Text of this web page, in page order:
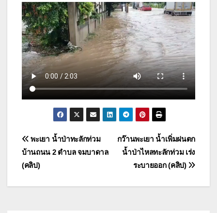
แนะแนว
เรื่อง
กว๊านพะเยา น้ำเพิ่มฝนตก
น้ำป่าไหลทะลักท่วม เร่ง
ระบายออก (คลิป)
พะเยา น้ำป่าทะลักท่วม
บ้านถนน 2 ตำบล จมบาดาล
(คลิป)